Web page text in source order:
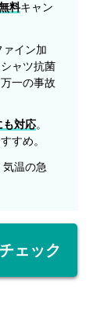
料キャン
イン加
ャツ抗菌
一の事故
も対応。
すめ。
温の急
ェック